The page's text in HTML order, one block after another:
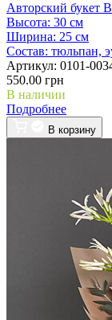
Авторский букет
Высота: 30 см
Ширина: 25 см
Состав: тюльпан,
Артикул: 0101-
550.00 грн
В наличии
Подробнее
В корзину